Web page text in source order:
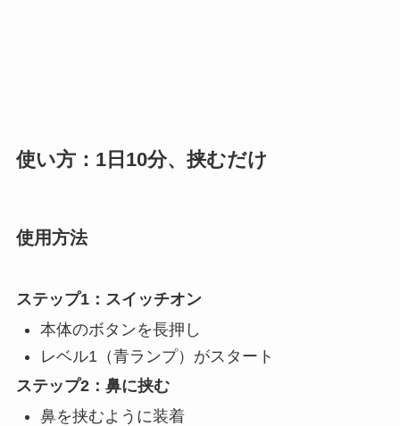
使い方：1日10分、挟むだけ
使用方法
ステップ1：スイッチオン
本体のボタンを長押し
レベル1（青ランプ）がスタート
ステップ2：鼻に挟む
鼻を挟むように装着